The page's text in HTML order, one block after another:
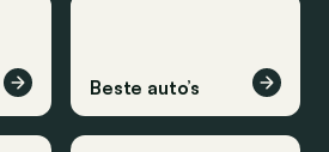
Beste auto’s